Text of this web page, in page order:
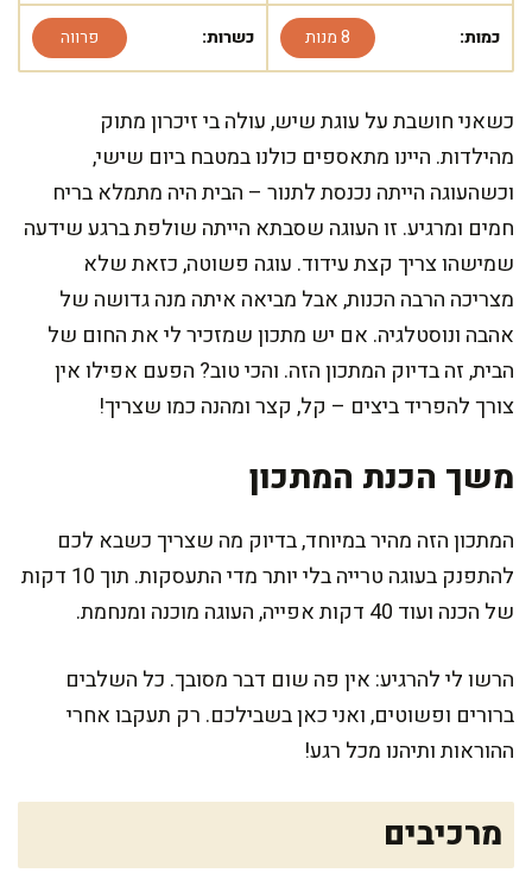
כמות: 8 מנות כשרות: פרווה
כשאני חושבת על עוגת שיש, עולה בי זיכרון מתוק
מהילדות. היינו מתאספים כולנו במטבח ביום שישי,
וכשהעוגה הייתה נכנסת לתנור – הבית היה מתמלא בריח
חמים ומרגיע. זו העוגה שסבתא הייתה שולפת ברגע שידעה
שמישהו צריך קצת עידוד. עוגה פשוטה, כזאת שלא
מצריכה הרבה הכנות, אבל מביאה איתה מנה גדושה של
אהבה ונוסטלגיה. אם יש מתכון שמזכיר לי את החום של
הבית, זה בדיוק המתכון הזה. והכי טוב? הפעם אפילו אין
צורך להפריד ביצים – קל, קצר ומהנה כמו שצריך!
משך הכנת המתכון
המתכון הזה מהיר במיוחד, בדיוק מה שצריך כשבא לכם
להתפנק בעוגה טרייה בלי יותר מדי התעסקות. תוך 10 דקות
של הכנה ועוד 40 דקות אפייה, העוגה מוכנה ומנחמת.
הרשו לי להרגיע: אין פה שום דבר מסובך. כל השלבים
ברורים ופשוטים, ואני כאן בשבילכם. רק תעקבו אחרי
ההוראות ותיהנו מכל רגע!
מרכיבים